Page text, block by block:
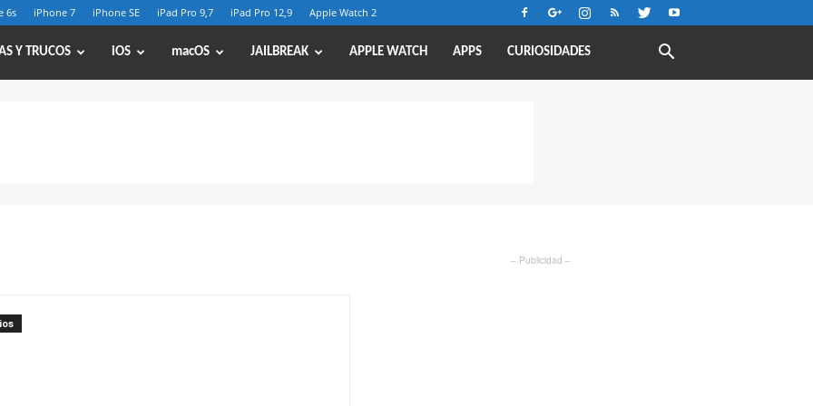
6s iPhone 7 iPhone SE iPad Pro 9,7 iPad Pro 12,9 Apple Watch 2
Y TRUCOS iOS macOS JAILBREAK APPLE WATCH APPS CURIOSIDADES
– Publicidad –